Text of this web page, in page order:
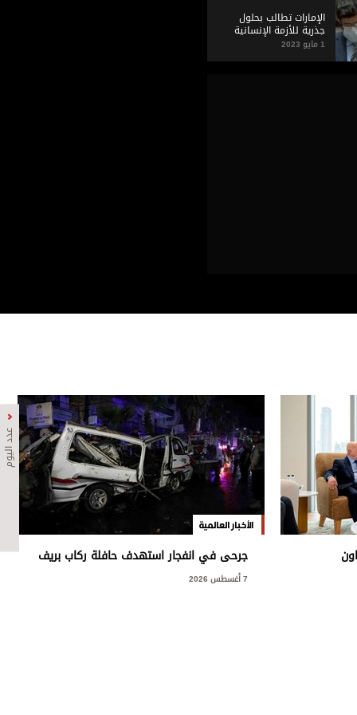
عدد اليوم
الإمارات تطالب بحلول
جذرية للأزمة الإنسانية
في سوريا
1 مايو 2023
الأخبار العالمية
جرحى في انفجار استهدف حافلة ركاب بريف
دمشق
7 أغسطس 2026